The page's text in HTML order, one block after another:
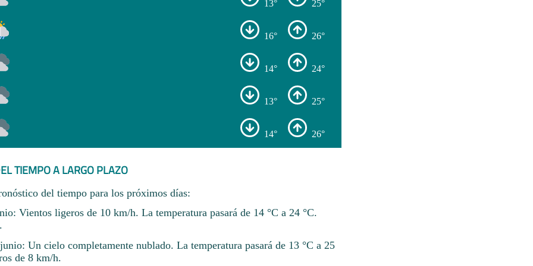
13° 25°
16° 26°
14° 24°
13° 25°
14° 26°
TIEMPO A LARGO PLAZO
del tiempo para los próximos días:
Vientos ligeros de 10 km/h. La temperatura pasará de 14 °C a 24 °C.
Un cielo completamente nublado. La temperatura pasará de 13 °C a 25
de 8 km/h.